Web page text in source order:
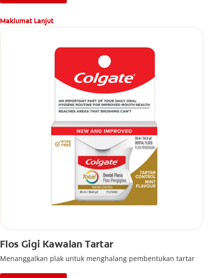
Maklumat Lanjut
Flos Gigi Kawalan Tartar
Menanggalkan plak untuk menghalang pembentukan tartar